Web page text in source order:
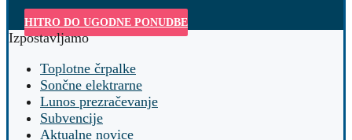
HITRO DO UGODNE PONUDBE
Izpostavljamo
Toplotne črpalke
Sončne elektrarne
Lunos prezračevanje
Subvencije
Aktualne novice